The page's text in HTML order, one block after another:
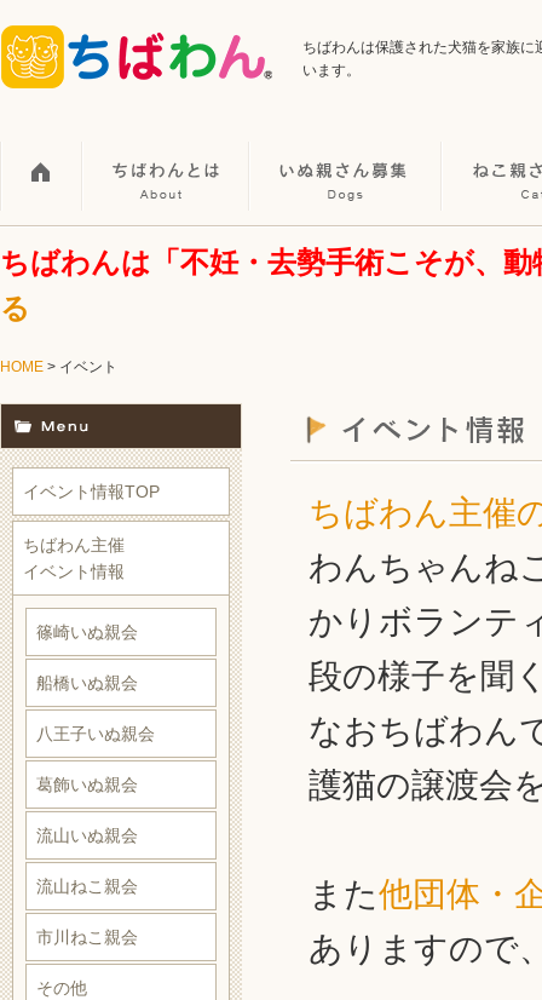
ちばわんは保護された犬猫を家族
います。
ちばわんは「不妊・去勢手術こそが、
る
HOME > イベント
ちばわん主催
わんちゃんね
かりボランテ
段の様子を聞
なおちばわん
護猫の譲渡会
また他団体・
ありますので
イベント情報TOP
ちばわん主催
イベント情報
篠崎いぬ親会
船橋いぬ親会
八王子いぬ親会
葛飾いぬ親会
流山いぬ親会
流山ねこ親会
市川ねこ親会
その他